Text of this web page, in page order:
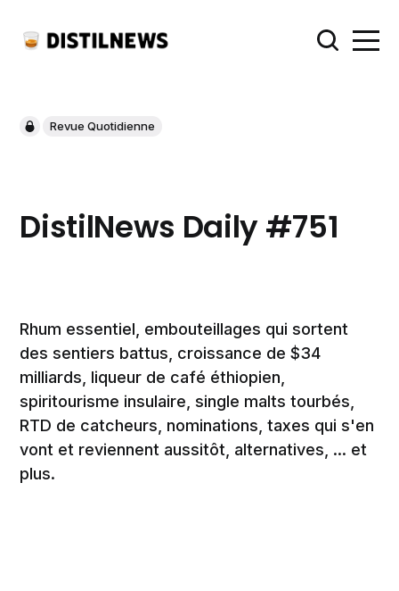
Revue Quotidienne
DistilNews Daily #751
Rhum essentiel, embouteillages qui sortent
des sentiers battus, croissance de $34
milliards, liqueur de café éthiopien,
spiritourisme insulaire, single malts tourbés,
RTD de catcheurs, nominations, taxes qui s'en
vont et reviennent aussitôt, alternatives, ... et
plus.